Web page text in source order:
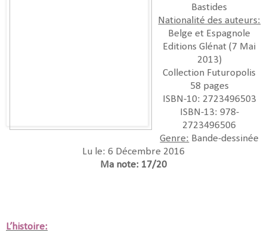
Bastides
Nationalité des auteurs:
Belge et Espagnole
Editions Glénat (7 Mai
2013)
Collection Futuropolis
58 pages
ISBN-10: 2723496503
ISBN-13: 978-
2723496506
Genre: Bande-dessinée
Lu le: 6 Décembre 2016
Ma note: 17/20
L’histoire: